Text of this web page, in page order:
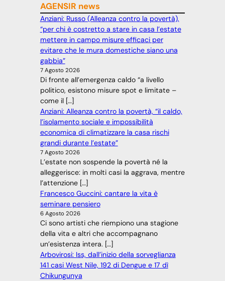
AGENSIR news
Anziani: Russo (Alleanza contro la povertà),
“per chi è costretto a stare in casa l’estate
mettere in campo misure efficaci per
evitare che le mura domestiche siano una
gabbia”
7 Agosto 2026
Di fronte all’emergenza caldo “a livello
politico, esistono misure spot e limitate –
come il […]
Anziani: Alleanza contro la povertà, “il caldo,
l’isolamento sociale e impossibilità
economica di climatizzare la casa rischi
grandi durante l’estate”
7 Agosto 2026
L’estate non sospende la povertà né la
alleggerisce: in molti casi la aggrava, mentre
l’attenzione […]
Francesco Guccini: cantare la vita è
seminare pensiero
6 Agosto 2026
Ci sono artisti che riempiono una stagione
della vita e altri che accompagnano
un’esistenza intera. […]
Arbovirosi: Iss, dall’inizio della sorveglianza
141 casi West Nile, 192 di Dengue e 17 dì
Chikungunya